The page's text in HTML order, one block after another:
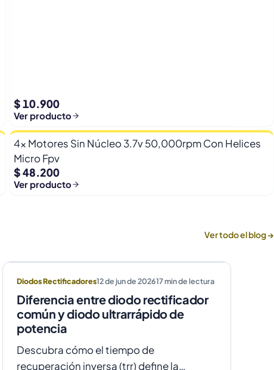
$ 10.900
Ver producto
4x Motores Sin Núcleo 3.7v 50,000rpm Con Helices
Micro Fpv
$ 48.200
Ver producto
Ver todo el blog →
Diodos Rectificadores12 de jun de 202617min de lectura
Diferencia entre diodo rectificador
común y diodo ultrarrápido de
potencia
Descubra cómo el tiempo de
recuperación inversa (trr) define la